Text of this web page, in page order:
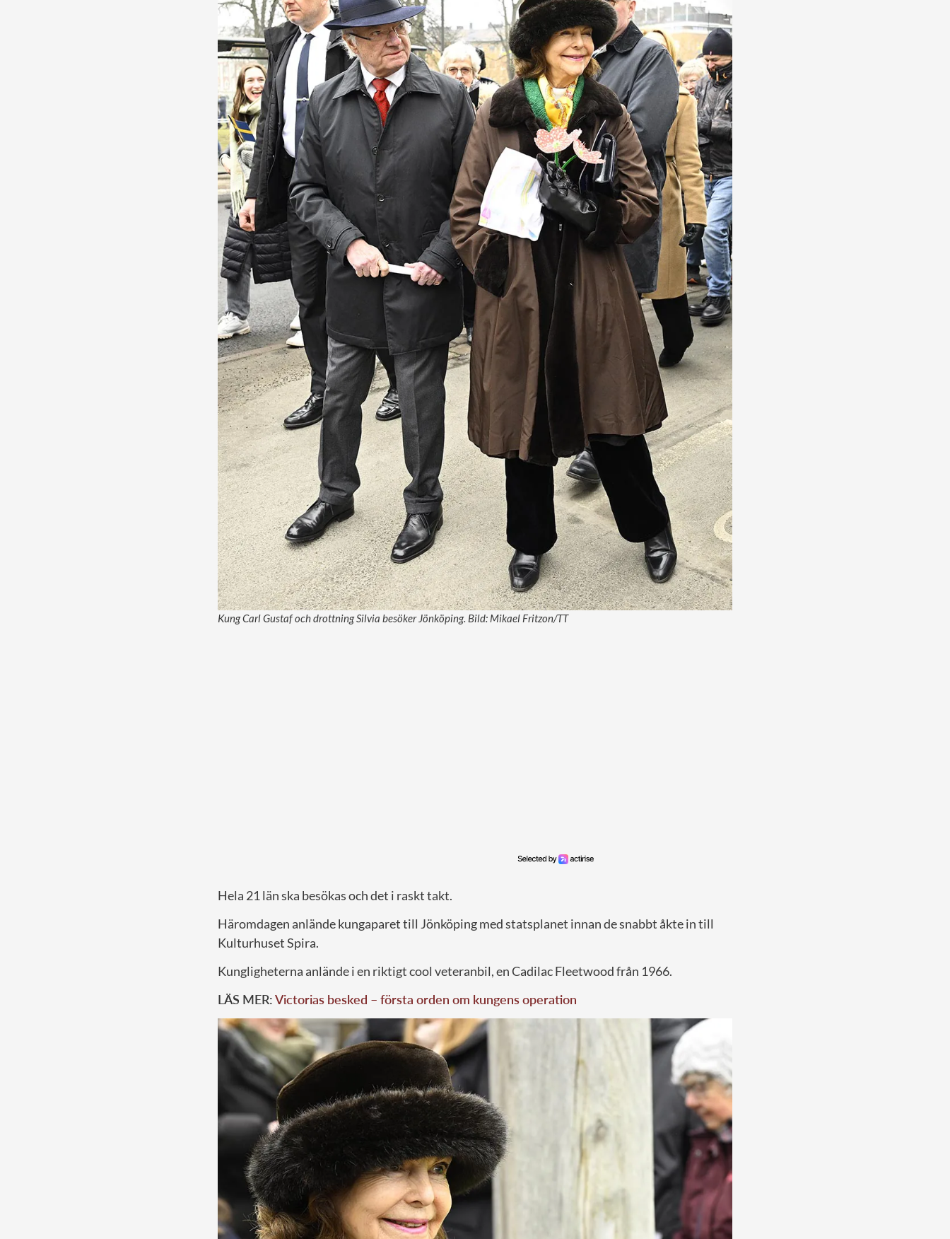
Kung Carl Gustaf och drottning Silvia besöker Jönköping. Bild: Mikael Fritzon/TT
Hela 21 län ska besökas och det i raskt takt.
Häromdagen anlände kungaparet till Jönköping med statsplanet innan de snabbt åkte in till
Kulturhuset Spira.
Kungligheterna anlände i en riktigt cool veteranbil, en Cadilac Fleetwood från 1966.
LÄS MER:Victorias besked – första orden om kungens operation